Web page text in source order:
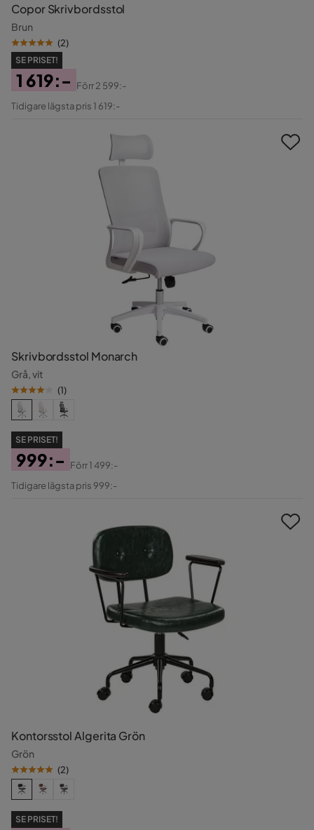
Copor Skrivbordsstol
Brun
(2)
SE PRISET!
Pris
1 619:-
Original
Förr2 599:-
Tidigare lägsta pris 1 619:-
Skrivbordsstol Monarch
Grå, vit
(1)
SE PRISET!
Pris
999:-
Original
Förr1 499:-
Tidigare lägsta pris 999:-
Kontorsstol Algerita Grön
Grön
(2)
SE PRISET!